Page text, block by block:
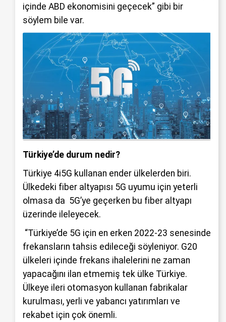
içinde ABD ekonomisini geçecek” gibi bir
söylem bile var.
Türkiye’de durum nedir?
Türkiye 4i5G kullanan ender ülkelerden biri.
Ülkedeki fiber altyapısı 5G uyumu için yeterli
olmasa da 5G’ye geçerken bu fiber altyapı
üzerinde ileleyecek.
“Türkiye’de 5G için en erken 2022-23 senesinde
frekansların tahsis edileceği söyleniyor. G20
ülkeleri içinde frekans ihalelerini ne zaman
yapacağını ilan etmemiş tek ülke Türkiye.
Ülkeye ileri otomasyon kullanan fabrikalar
kurulması, yerli ve yabancı yatırımları ve
rekabet için çok önemli.